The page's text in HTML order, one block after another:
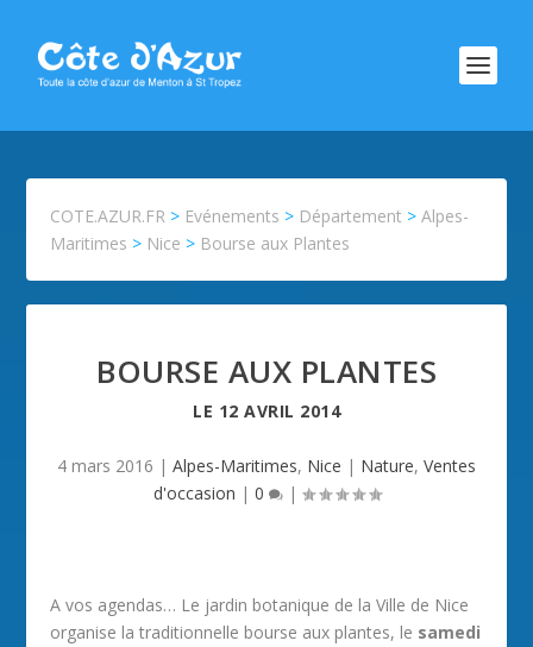
COTE.AZUR.FR > Evénements > Département >Alpes-
Maritimes > Nice > Bourse aux Plantes
BOURSE AUX PLANTES
LE 12 AVRIL 2014
4 mars 2016 | Alpes-Maritimes, Nice | Nature, Ventes
d'occasion | 0 |
A vos agendas… Le jardin botanique de la Ville de Nice
organise la traditionnelle bourse aux plantes, le samedi